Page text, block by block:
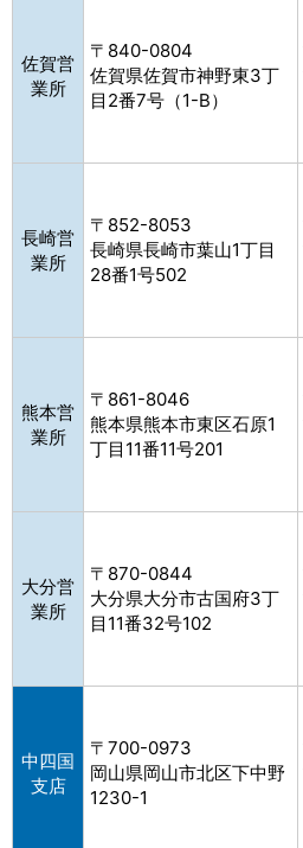
佐賀営
業所
〒840-0804
佐賀県佐賀市神野東3丁
目2番7号（1-B）
長崎営
業所
〒852-8053
長崎県長崎市葉山1丁目
28番1号502
熊本営
業所
〒861-8046
熊本県熊本市東区石原1
丁目11番11号201
大分営
業所
〒870-0844
大分県大分市古国府3丁
目11番32号102
中四国
支店
〒700-0973
岡山県岡山市北区下中野
1230-1